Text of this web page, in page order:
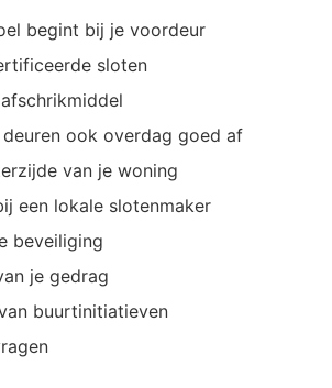
begint bij je voordeur
sloten
deuren ook overdag goed af
van je woning
een lokale slotenmaker
beveiliging
je gedrag
buurtinitiatieven